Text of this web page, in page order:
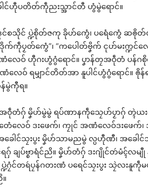
ါင်ဟီုပတိတ်ကဵုညးသ္အာင်တီ ဟွံမွဲရောင်။
င်စသိုင် ပ္ဍဲစိုတ်ဇကု ခိုဟ်ကွေံ၊ ပရေံကွေံ ဆၜို
က်ကဵုပၟတ်ကွေံ”၊ “ကပေါတ်ဗၞိက် ၚုဟ်မးက္ဍင်လ
ေဝ် ဟီုဂးဟွံဂွံရောင်။ ပၞာန်တၠအဝဵုတံ ပန်ဂ
ေဝ် ရမျှာင်တိတ်အာ နူပါင်ဟွံဂွံရောင်။
န်မွဲကီုရ။
ဝဵုတံဂှ် မၞိဟ်မွဲမွဲ ရပ်ဏာနကဵုသၠေဟ်ပၟာဂှ် တ္ၚဲယး
ေံလေဝ် ဒးဖေက်၊ ကၠုင် အဏံလေဝ်ဒးဖေက်
ေါင်သၠးပွး မၞိဟ်သာမညမွဲ လ္ပဟီုဏီ၊ အခေါ
ဂှ် ချပ်ဗ္စာရံင်ညိ။ မၞိဟ်တံဂှ် ဒးဂျိုင်တဴမံၚ်လမ
၊ ပ္ဍဲဂၠံင်တရဴပၠန်ဂတးဏံ ပရေင်သၠးပွး သၠဲလ